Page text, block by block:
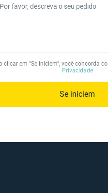
Por favor, descreva o seu pedido
clicar em "Se iniciem", você concorda
Privacidade
Se iniciem